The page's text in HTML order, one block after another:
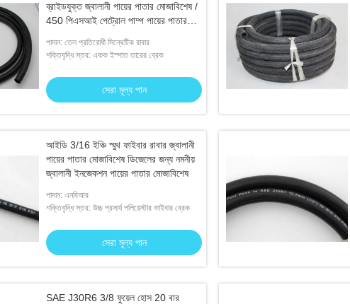
ব্রাইডযুক্ত জ্বালানী পায়ের পাতার মোজাবিশেষ /
450 পিএসআই পেট্রোল পাম্প পায়ের পাতার
পাদান: তেল প্রতিরোধী সিন্থেটিক রাবার
শক্তিবৃদ্ধি স্তর: একক ইস্পাত তারের ব্রেক
সেরা মূল্য পান
আইডি 3/16 ইঞ্চি স্মুথ ফাইবার রাবার জ্বালানী
পায়ের পাতার মোজাবিশেষ ডিজেলের জন্য নমনীয়
জ্বালানী ইনজেকশন পায়ের পাতার মোজাবিশেষ
পাদান: এনবিআর
শক্তিবৃদ্ধি স্তর: উচ্চ প্রসার্য পলিয়েস্টার ফাইবার ব্রেক
সেরা মূল্য পান
SAE J30R6 3/8 ফুয়েল হোস 20 বার